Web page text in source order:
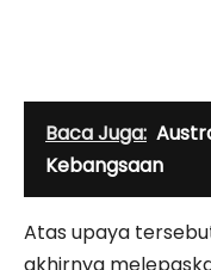
Baca Juga:
Kebangsaan
Atas upaya